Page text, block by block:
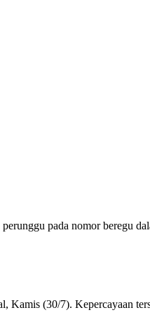
pada nomor beregu
Kamis (30/7). Kepercayaan